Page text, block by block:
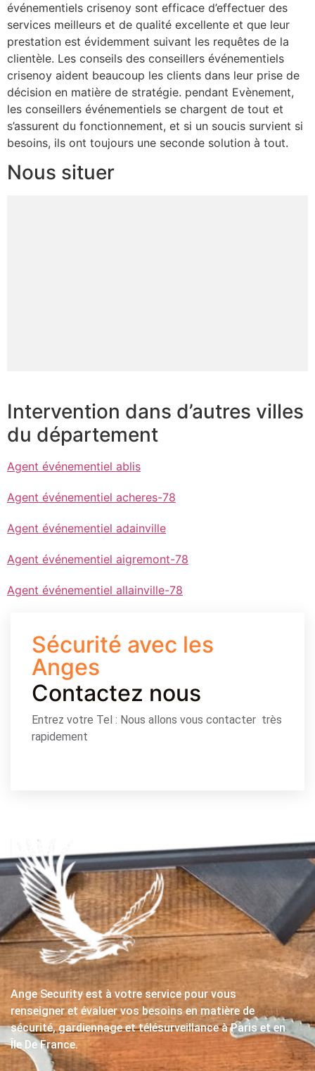
événementiels crisenoy sont efficace d’effectuer des
services meilleurs et de qualité excellente et que leur
prestation est évidemment suivant les requêtes de la
clientèle. Les conseils des conseillers événementiels
crisenoy aident beaucoup les clients dans leur prise de
décision en matière de stratégie. pendant Evènement,
les conseillers événementiels se chargent de tout et
s’assurent du fonctionnement, et si un soucis survient si
besoins, ils ont toujours une seconde solution à tout.
Nous situer
Intervention dans d’autres villes
du département
Agent événementiel ablis
Agent événementiel acheres-78
Agent événementiel adainville
Agent événementiel aigremont-78
Agent événementiel allainville-78
Sécurité avec les
Anges
Contactez nous
Entrez votre Tel : Nous allons vous contacter très
rapidement
Ange Security est à votre service pour vous
renseigner et évaluer vos besoins en matière de
sécurité, gardiennage et télésurveillance à Paris et en
Île De France.